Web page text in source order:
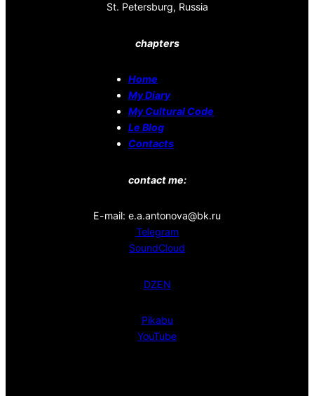
St. Petersburg, Russia
chapters
Home
My Diary
My Cultural Code
Le Blog
Contacts
contact me:
E-mail: e.a.antonova@bk.ru
Telegram
SoundCloud
DZEN
Pikabu
YouTube